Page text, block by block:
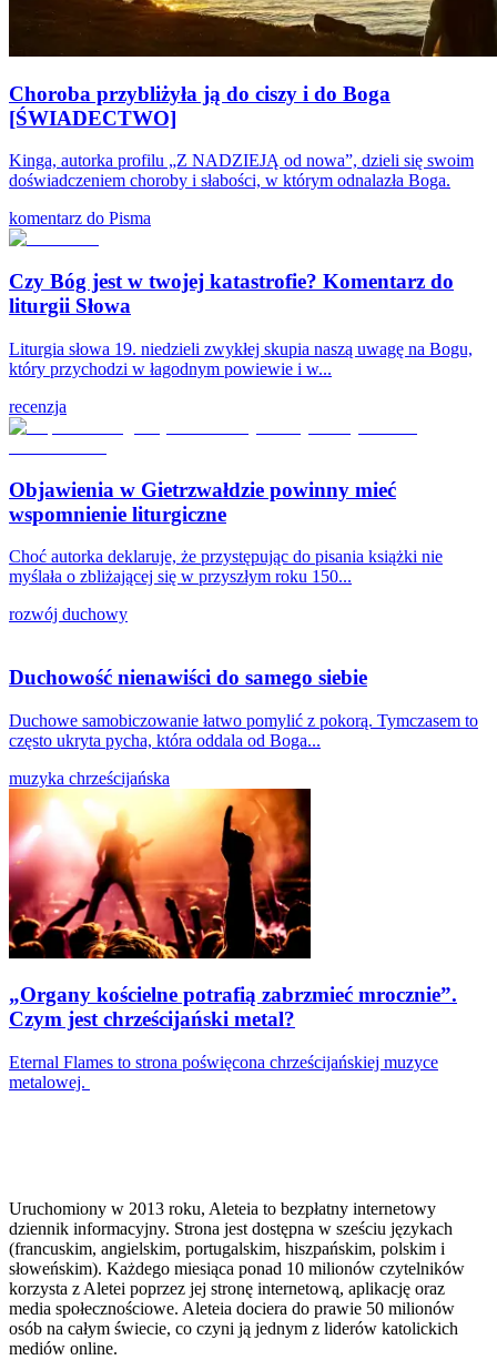
Choroba przybliżyła ją do ciszy i do Boga
[ŚWIADECTWO]
Kinga, autorka profilu „Z NADZIEJĄ od nowa”, dzieli się swoim
doświadczeniem choroby i słabości, w którym odnalazła Boga.
komentarz do Pisma
Czy Bóg jest w twojej katastrofie? Komentarz do
liturgii Słowa
Liturgia słowa 19. niedzieli zwykłej skupia naszą uwagę na Bogu,
który przychodzi w łagodnym powiewie i w...
recenzja
Objawienia w Gietrzwałdzie powinny mieć
wspomnienie liturgiczne
Choć autorka deklaruje, że przystępując do pisania książki nie
myślała o zbliżającej się w przyszłym roku 150...
rozwój duchowy
Duchowość nienawiści do samego siebie
Duchowe samobiczowanie łatwo pomylić z pokorą. Tymczasem to
często ukryta pycha, która oddala od Boga...
muzyka chrześcijańska
„Organy kościelne potrafią zabrzmieć mrocznie”.
Czym jest chrześcijański metal?
Eternal Flames to strona poświęcona chrześcijańskiej muzyce
metalowej.
Uruchomiony w 2013 roku, Aleteia to bezpłatny internetowy
dziennik informacyjny. Strona jest dostępna w sześciu językach
(francuskim, angielskim, portugalskim, hiszpańskim, polskim i
słoweńskim). Każdego miesiąca ponad 10 milionów czytelników
korzysta z Aletei poprzez jej stronę internetową, aplikację oraz
media społecznościowe. Aleteia dociera do prawie 50 milionów
osób na całym świecie, co czyni ją jednym z liderów katolickich
mediów online.